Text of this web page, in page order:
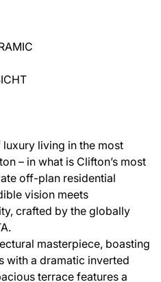
living in the most
– in what is Clifton’s most
off-plan residential
vision meets
crafted by the globally
masterpiece, boasting
with a dramatic inverted
terrace features a